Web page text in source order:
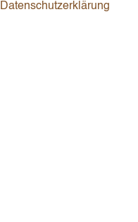
Datenschutzerklärung